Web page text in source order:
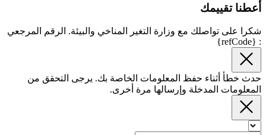
أعطنا تقييمك
شكرا على تواصلك مع وزارة التغير المناخي والبيئة. الرقم المرجعي
: {refCode}
حدث خطأ أثناء حفظ المعلومات الخاصة بك. يرجى التحقق من
المعلومات المدخلة وإرسالها مرة أخرى.